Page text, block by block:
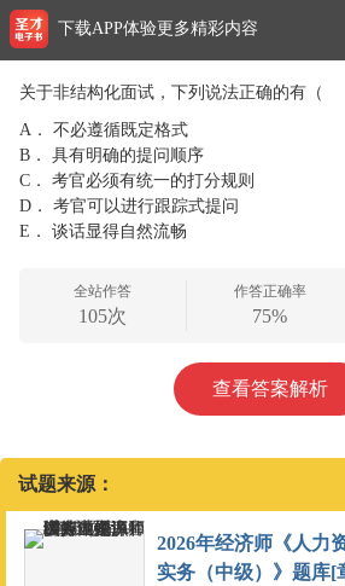
关于非结构化面试，下列说法正确的有（
A．
不必遵循既定格式
B．
具有明确的提问顺序
C．
考官必须有统一的打分规则
D．
考官可以进行跟踪式提问
E．
谈话显得自然流畅
全站作答
105次
作答正确率
75%
查看答案解析
试题来源：
2026年经济师《人力
实务（中级）》题库[
下载APP体验更多精彩内容